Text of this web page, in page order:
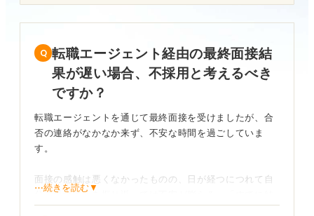
転職エージェント経由の最終面接結
果が遅い場合、不採用と考えるべき
ですか？
転職エージェントを通じて最終面接を受けましたが、合
否の連絡がなかなか来ず、不安な時間を過ごしていま
す。
面接の感触は悪くなかったものの、日が経つにつれて自
分の受け答えを振り返っては不安が膨らみ、「すでに結
⋯続きを読む▼